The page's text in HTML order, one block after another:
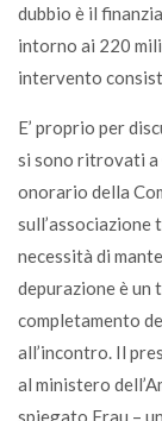
dubbio è il
intorno ai 220
intervento
E’ proprio per
si sono ritrovati a
onorario della
necessità di
depurazione è
completamento
all’incontro. Il
al ministero
spiegato Frau –